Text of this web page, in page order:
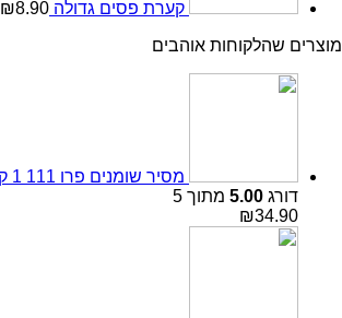
קערת פסים גדולה ₪8.90
מוצרים שהלקוחות אוהבים
מסיר שומנים פרו 111 1 ק"ג חזק
דורג 5.00 מתוך 5
₪34.90